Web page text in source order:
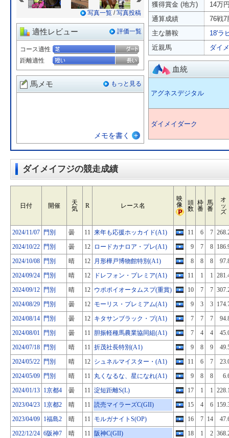
写真一覧 /写真投稿
適性レビュー 評価一覧
コース適性
距離適性
馬メモ もっと見る
メモを書く
獲得賞金 (地方)
14万
通算成績
76戦7
主な勝鞍
18'ラ
近親馬
ダイ
血統
アグネスデジタル
ダイメイダーク
ダイメイフジの競走成績
日付 開催
天
気
R レース名
映
像
頭
数
枠
番
馬
番
オ
ッ
ズ
2024/11/07 門別 曇 11 来年も応援ホッカイド(A1) 11 6 7
2024/10/22 門別 曇 12 ロードカナロア・プレ(A1) 9 7 8
2024/10/08 門別 晴 12 月形樺戸博物館特別(A1) 8 8 8
2024/09/24 門別 晴 12 ドレフォン・プレミア(A1) 11 1 1
2024/09/12 門別 晴 12 ウポポイオータムスプ(重賞) 10 7 7
2024/08/29 門別 曇 12 モーリス・プレミアム(A1) 9 3 3
2024/08/14 門別 曇 12 キタサンブラック・プ(A1) 7 7 7
2024/08/01 門別 曇 11 胆振軽種馬農業協同組(A1) 7 4 4
2024/07/18 門別 晴 11 折茂社長特別(A1) 9 8 9
2024/05/22 門別 晴 12 シュネルマイスター・(A1) 11 6 7
2024/05/09 門別 晴 11 丸くなるな、星になれ(A1) 9 8 8
2024/01/13 1京都4 曇 11 淀短距離S(L) 17 1 1
2023/04/23 1京都2 晴 11 読売マイラーズC(GII) 15 4 6
2023/04/09 1福島2 晴 11 モルガナイトS(OP) 16 7 14
2022/12/24 6阪神7 晴 11 阪神C(GII) 18 1 2